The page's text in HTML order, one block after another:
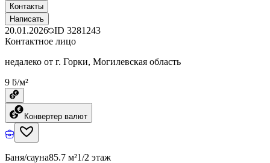
Контакты
Написать
20.01.2026 ID 3281243
Контактное лицо
недалеко от г. Горки, Могилевская область
9 ƃ/м²
Конвертер валют
Баня/сауна85.7 м²1/2 этаж